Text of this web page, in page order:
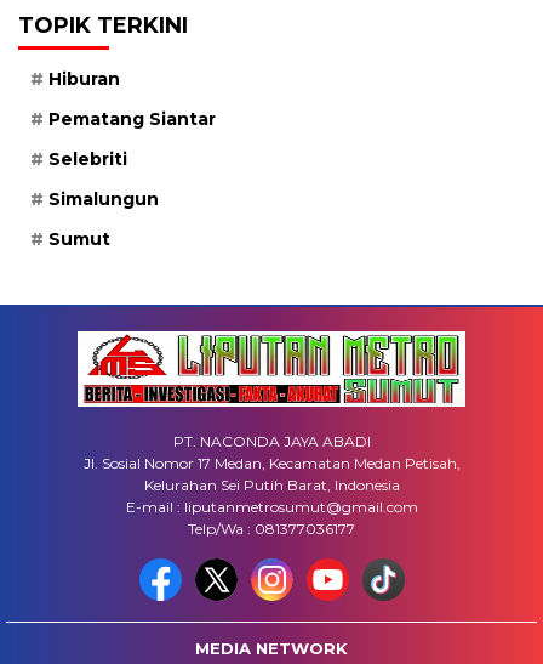
TOPIK TERKINI
Hiburan
Pematang Siantar
Selebriti
Simalungun
Sumut
PT. NACONDA JAYA ABADI
Jl. Sosial Nomor 17 Medan, Kecamatan Medan Petisah,
Kelurahan Sei Putih Barat, Indonesia
E-mail : liputanmetrosumut@gmail.com
Telp/Wa : 081377036177
MEDIA NETWORK